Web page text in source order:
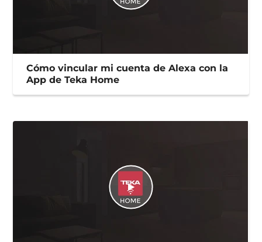
Cómo vincular mi cuenta de Alexa con la
App de Teka Home